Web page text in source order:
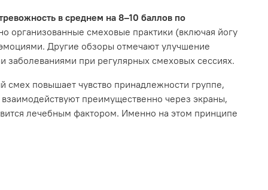
в среднем на 8–10 баллов по
организованные смеховые практики (включая йогу
Другие обзоры отмечают улучшение
при регулярных смеховых сессиях.
смех повышает чувство принадлежности группе,
преимущественно через экраны,
лечебным фактором. Именно на этом принципе